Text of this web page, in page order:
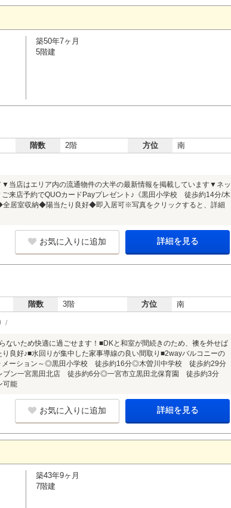
築50年7ヶ月
5階建
階数 2階 方位 南
当店はエリア内の流通物件の大半の最新情報を掲載しています▼ネッ
来店予約でQUOカードPayプレゼント♪《黒田小学校 徒歩約14分/木
居室収納◆陽当たり良好◆即入居可※写真をクリックすると、詳細
お気に入りに追加 詳細を見る
階数 3階 方位 南
ないため快適に過ごせます！■DKと和室が間続きのため、襖を外せば
良好♪■水回りが集中した家事導線の良い間取り■2wayバルコニーの
メーション～◎黒田小学校 徒歩約16分◎木曽川中学校 徒歩約29分
ン一宮黒田北店 徒歩約6分◎一宮市立黒田北保育園 徒歩約3分
可能
お気に入りに追加 詳細を見る
築43年9ヶ月
7階建